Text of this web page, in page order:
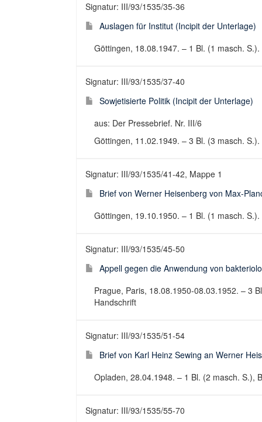
Signatur: III/93/1535/35-36
Auslagen für Institut (Incipit der Unterlage)
Göttingen, 18.08.1947. – 1 Bl. (1 masch.
Signatur: III/93/1535/37-40
Sowjetisierte Politik (Incipit der Unterlage)
aus: Der Pressebrief. Nr. III/6
Göttingen, 11.02.1949. – 3 Bl. (3 masch.
Signatur: III/93/1535/41-42, Mappe 1
Brief von Werner Heisenberg von Max-
Göttingen, 19.10.1950. – 1 Bl. (1 masch.
Signatur: III/93/1535/45-50
Appell gegen die Anwendung von
Prague, Paris, 18.08.1950-08.03.1952. – 3
Handschrift
Signatur: III/93/1535/51-54
Brief von Karl Heinz Sewing an Werner
Opladen, 28.04.1948. – 1 Bl. (2 masch. S.),
Signatur: III/93/1535/55-70